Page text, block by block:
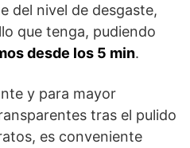
del nivel de desgaste,
que tenga, pudiendo
desde los 5 min.
y para mayor
tras el pulido
es conveniente